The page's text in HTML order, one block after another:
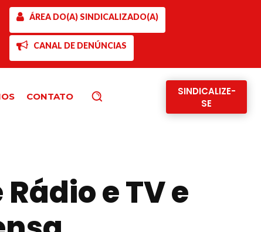
ÁREA DO(A) SINDICALIZADO(A)
CANAL DE DENÚNCIAS
CONTATO
SINDICALIZE-
SE
e TV e